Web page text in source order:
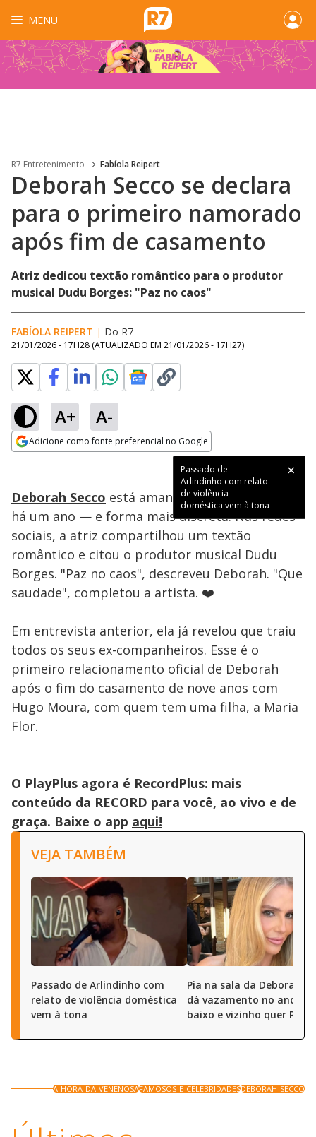
MENU
R7 Entretenimento Fabíola Reipert
Deborah Secco se declara
para o primeiro namorado
após fim de casamento
Atriz dedicou textão romântico para o produtor
musical Dudu Borges: "Paz no caos"
FABÍOLA REIPERT | Do R7
21/01/2026 - 17H28 (ATUALIZADO EM 21/01/2026 - 17H27)
A+ A-
Adicione como fonte preferencial no Google
Passado de
Arlindinho com relato
de violência
doméstica vem à tona
Ativar
Loaded:
53.48%
Deborah Secco está amando um novo homem
há um ano — e forma mais discreta. Nas redes
sociais, a atriz compartilhou um textão
romântico e citou o produtor musical Dudu
Borges. "Paz no caos", descreveu Deborah. "Que
saudade", completou a artista. ❤️
Em entrevista anterior, ela já revelou que traiu
todos os seus ex-companheiros. Esse é o
primeiro relacionamento oficial de Deborah
após o fim do casamento de nove anos com
Hugo Moura, com quem tem uma filha, a Maria
Flor.
O PlayPlus agora é RecordPlus: mais
conteúdo da RECORD para você, ao vivo e de
graça. Baixe o app aqui!
VEJA TAMBÉM
Passado de Arlindinho com
relato de violência doméstica
vem à tona
Pia na sala da Deborah
dá vazamento no andar
baixo e vizinho quer R$
A-HORA-DA-VENENOSAFAMOSOS-E-CELEBRIDADESDEBORAH-SECCO